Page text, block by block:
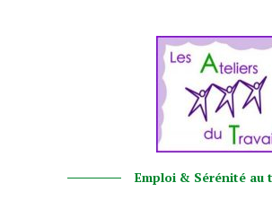
Emploi & Sérénité au